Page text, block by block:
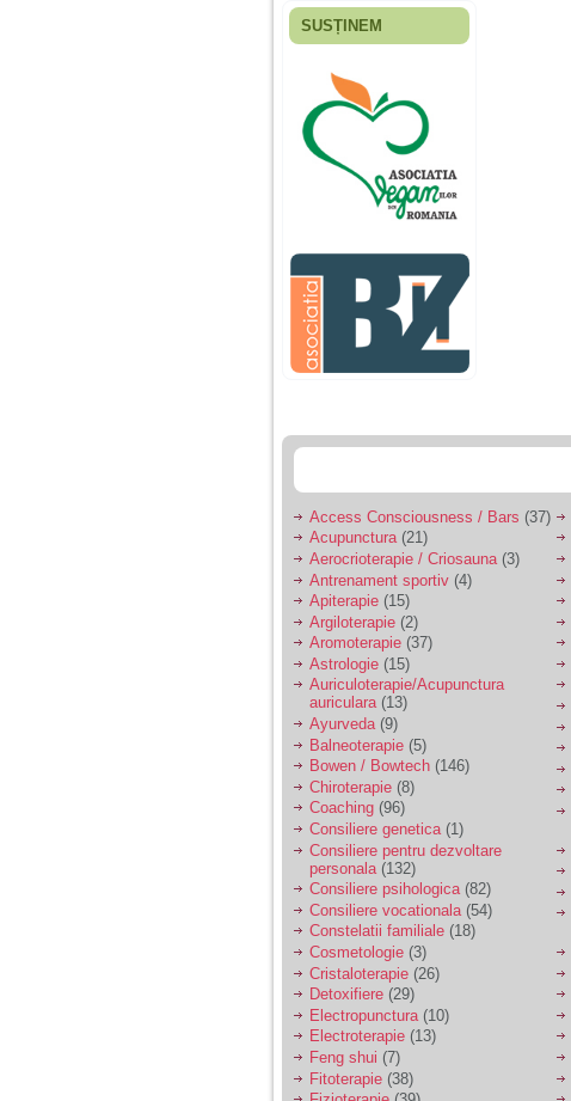
Fiica mea s-a nascut
ani, privind in urma
realizez cat de multe
greseli am facut in
educatia si cresterea
ei, am fost o mama
egoista, preocupata
de implinirea
profesionala, cand ea
era mica am neglijat-
agresiva, orice
greseala era taxata cu
o palma sau pedepse.
De 4 ani am o relatie
serioasa cu un barbat
sa se manifeste o
Ma aflu aici pentru ca
vreau sa stiu daca am
nevoie de un psiholog
sau psihiatru.
Sunt casatorita, am
31 de ani si un copil in
varsta de 2 ani care
mi-e lumina ochilor.
De ceva timp simt ca
mi s-a adunat
oboseala, o oboseala
cronica de care nu pot
scapa si simt ca din
cauza ei nu pot
controla nervii si
cateodata are copilul
de suferit.
Am o bariera peste
care nu pot trece:
prietena mea a ramas
insarcinata cu o fata.
Am fost de comun
acord sa facem un
copil, cu gandul ca e
baiat.
SUSȚINEM
Access Consciousness / Bars (37)
Acupunctura(21)
Aerocrioterapie / Criosauna (3)
Antrenament sportiv (4)
Apiterapie (15)
Argiloterapie (2)
Aromoterapie (37)
Astrologie (15)
Auriculoterapie/Acupunctura
auriculara(13)
Ayurveda(9)
Balneoterapie (5)
Bowen / Bowtech (146)
Chiroterapie (8)
Coaching (96)
Consiliere genetica(1)
Consiliere pentru dezvoltare
personala (132)
Consiliere psihologica(82)
Consiliere vocationala (54)
Constelatii familiale (18)
Cosmetologie (3)
Cristaloterapie (26)
Detoxifiere (29)
Electropunctura (10)
Electroterapie (13)
Feng shui (7)
Fitoterapie (38)